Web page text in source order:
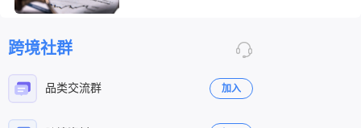
要你的产品出现了THE OFFICE字样、Dunder
Mifflin标识或任何剧集衍生视觉元素，就可能被
精准锁定，面临账户冻结。
跨境社群
品类交流群 加入